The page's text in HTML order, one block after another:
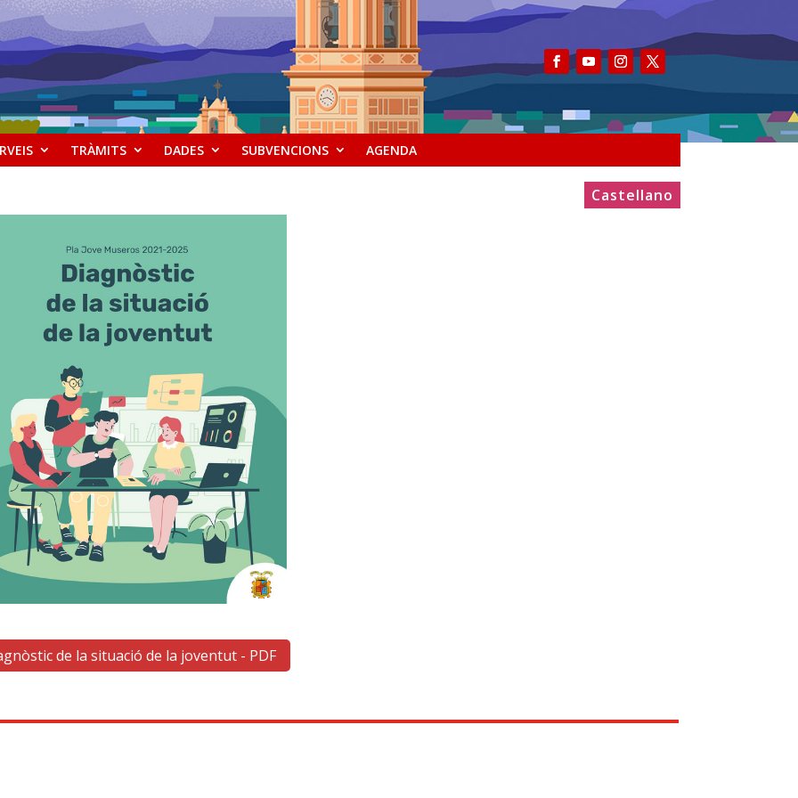
TRÀMITS DADES SUBVENCIONS AGENDA
Castellano
de la situació de la joventut - PDF